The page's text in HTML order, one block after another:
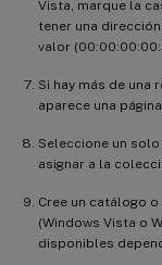
Vista, marque la
tener una
valor
Si hay más de una
aparece una
Seleccione un
asignar a la
Cree un catálogo
(Windows Vista o
disponibles